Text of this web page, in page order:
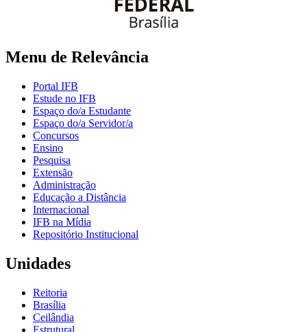
Menu de Relevância
Portal IFB
Estude no IFB
Espaço do/a Estudante
Espaço do/a Servidor/a
Concursos
Ensino
Pesquisa
Extensão
Administração
Educação a Distância
Internacional
IFB na Mídia
Repositório Institucional
Unidades
Reitoria
Brasília
Ceilândia
Estrutural